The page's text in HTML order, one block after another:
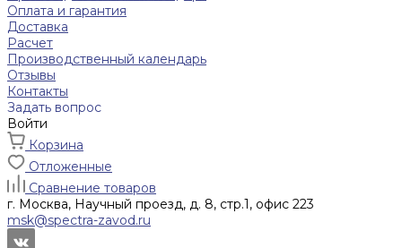
Оплата и гарантия
Доставка
Расчет
Производственный календарь
Отзывы
Контакты
Задать вопрос
Войти
Корзина
Отложенные
Сравнение товаров
г. Москва, Научный проезд, д. 8, стр.1, офис 223
msk@spectra-zavod.ru